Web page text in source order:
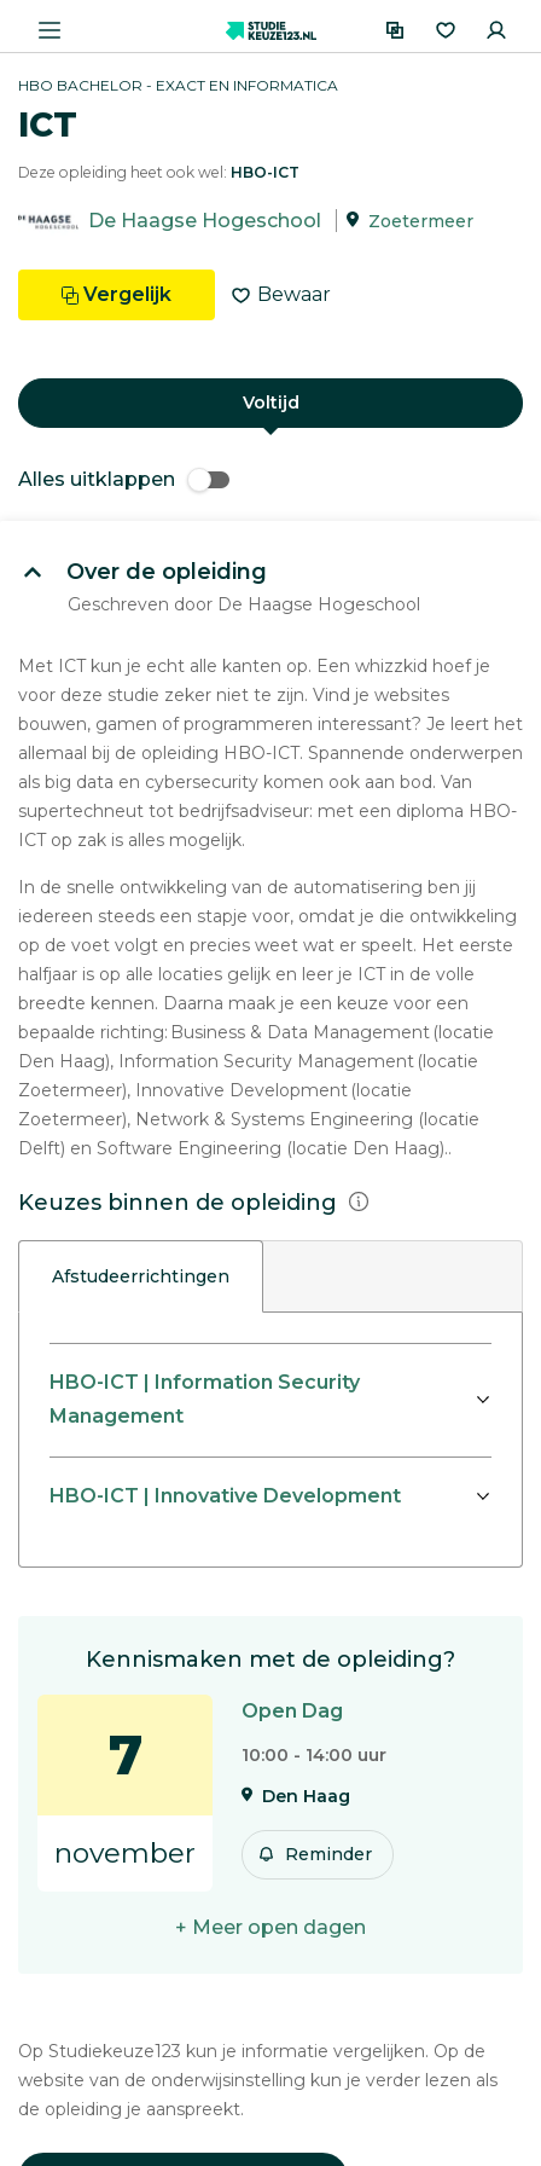
HBO BACHELOR - EXACT EN INFORMATICA
ICT
Deze opleiding heet ook wel: HBO-ICT
De Haagse Hogeschool Zoetermeer
Vergelijk Bewaar
Voltijd
Alles uitklappen
Over de opleiding
Geschreven door De Haagse Hogeschool
Met ICT kun je echt alle kanten op. Een whizzkid hoef je
voor deze studie zeker niet te zijn. Vind je websites
bouwen, gamen of programmeren interessant? Je leert het
allemaal bij de opleiding HBO-ICT. Spannende onderwerpen
als big data en cybersecurity komen ook aan bod. Van
supertechneut tot bedrijfsadviseur: met een diploma HBO-
ICT op zak is alles mogelijk.
In de snelle ontwikkeling van de automatisering ben jij
iedereen steeds een stapje voor, omdat je die ontwikkeling
op de voet volgt en precies weet wat er speelt. Het eerste
halfjaar is op alle locaties gelijk en leer je ICT in de volle
breedte kennen. Daarna maak je een keuze voor een
bepaalde richting: Business & Data Management (locatie
Den Haag), Information Security Management (locatie
Zoetermeer), Innovative Development (locatie
Zoetermeer), Network & Systems Engineering (locatie
Delft) en Software Engineering (locatie Den Haag)..
Keuzes binnen de opleiding
Afstudeerrichtingen
HBO-ICT | Information Security
Management
HBO-ICT | Innovative Development
Kennismaken met de opleiding?
7
november
Open Dag
10:00 - 14:00 uur
Den Haag
Reminder
+ Meer open dagen
Op Studiekeuze123 kun je informatie vergelijken. Op de
website van de onderwijsinstelling kun je verder lezen als
de opleiding je aanspreekt.